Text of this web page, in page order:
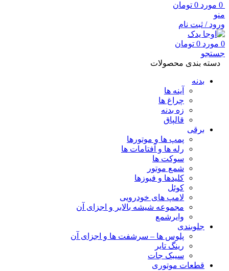
0 مورد 0 تومان
منو
ورود / ثبت نام
0 مورد 0 تومان
جستجو
دسته بندی محصولات
بدنه
آینه ها
چراغ ها
زه بدنه
قالپاق
برقی
پمپ ها و موتورها
رله ها و آفتامات ها
سوکت ها
شمع موتور
کلیدها و فیوزها
کوئل
لامپ های خودرویی
مجموعه شیشه بالابر و اجزای آن
وایرشمع
جلوبندی
پلوس ها – سرشفت ها و اجزای آن
رینگ تایر
سیبک جات
قطعات موتوری